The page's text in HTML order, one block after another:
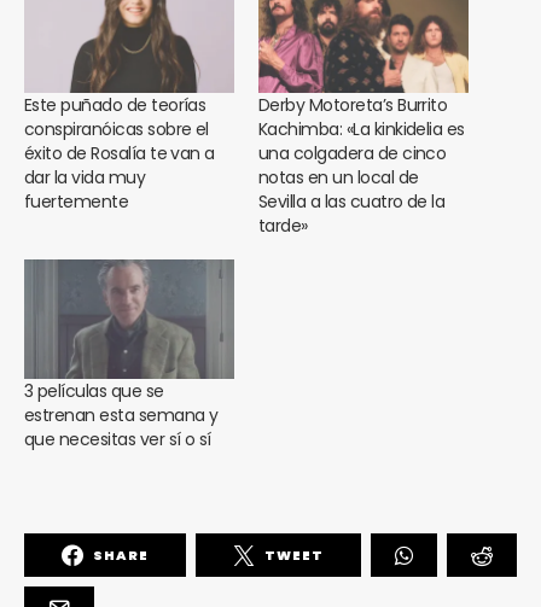
Este puñado de teorías
conspiranóicas sobre el
éxito de Rosalía te van a
dar la vida muy
fuertemente
Derby Motoreta’s Burrito
Kachimba: «La kinkidelia es
una colgadera de cinco
notas en un local de
Sevilla a las cuatro de la
tarde»
3 películas que se
estrenan esta semana y
que necesitas ver sí o sí
SHARE TWEET